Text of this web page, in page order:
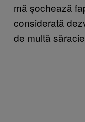
mă șochează
considerată
de multă